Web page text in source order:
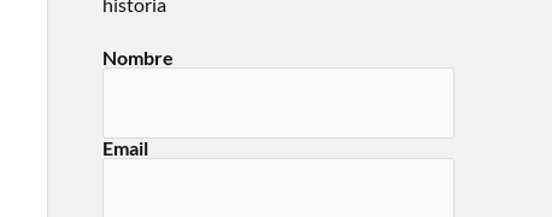
Nombre
Email